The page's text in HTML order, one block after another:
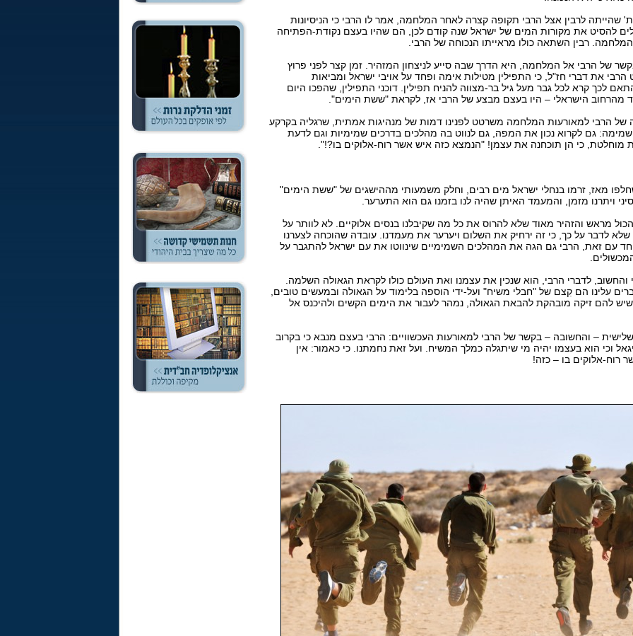
שהייתה לרבין אצל הרבי תקופה קצרה לאחר המלחמה, אמר לו הרבי כי הניסיונות
להסיט את מקורות המים של ישראל שנה קודם לכן, הם שהיו בעצם נקודת-הפתיחה
רבין השתאה כולו מראייתו הנכוחה של הרבי.
של הרבי אל המלחמה, היא הדרך שבה סייע לניצחון המזהיר. זמן קצר לפני פרוץ
את דברי חז"ל, כי התפילין מטילות אימה ופחד על אויבי ישראל ומביאות
לכך קרא לכל גבר מעל גיל בר-מצווה להניח תפילין. דוכני התפילין, שהפכו היום
מהרחוב הישראלי – היו בעצם מבצע של הרבי אז, לקראת "ששת הימים".
של הרבי למאורעות המלחמה משרטט לפנינו דמות של מנהיגות אמתית, שרגליה בקרקע
גם לקרוא נכון את המפה, גם לנווט בה מהלכים בדרכים שמימיות וגם לדעת
מוחלטת, כי הן תוכחנה את עצמן! "הנמצא כזה איש אשר רוח-אלוקים בו?!".
שחלפו מאז, זרמו בנחלי ישראל מים רבים, וחלק משמעותי מההישגים של "ששת הימים"
ויתרנו מזמן, והמעמד האיתן שהיה לנו בזמנו גם הוא התערער.
מראש והזהיר מאוד שלא להרוס את כל מה שקיבלנו בנסים אלוקיים. לא לוותר על
שלא לדבר על כך, כי זה ירחיק את השלום ויערער את מעמדנו. עובדה שהוכחה לצערנו
עם זאת, הרבי גם הגה את המהלכים השמימיים שינווטו את עם ישראל להתגבר על
והחשוב, לדברי הרבי, הוא שנכין את עצמנו ואת העולם כולו לקראת הגאולה השלמה.
עלינו הם קִצם של "חבלי משיח" ועל-ידי הוספה בלימוד על הגאולה ובמעשים טובים,
להם זיקה מובהקת להבאת הגאולה, נמהר לעבור את הימים הקשים ולהיכנס אל
– והחשובה – בקשר של הרבי למאורעות העכשוויים: הרבי בעצם מנבא כי בקרוב
וכי הוא בעצמו יהיה מי שיתגלה כמלך המשיח. ועל זאת נחמתנו. כי כאמור: אין
רוח-אלוקים בו – כזה!